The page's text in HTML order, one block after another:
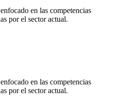
en las competencias
por el sector actual.
en las competencias
por el sector actual.